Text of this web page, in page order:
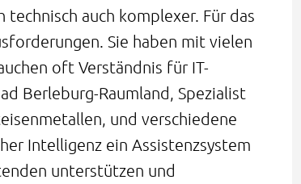
auch komplexer. Für das
Sie haben mit vielen
oft Verständnis für IT-
Berleburg-Raumland, Spezialist
und verschiedene
Intelligenz ein Assistenzsystem
unterstützen und